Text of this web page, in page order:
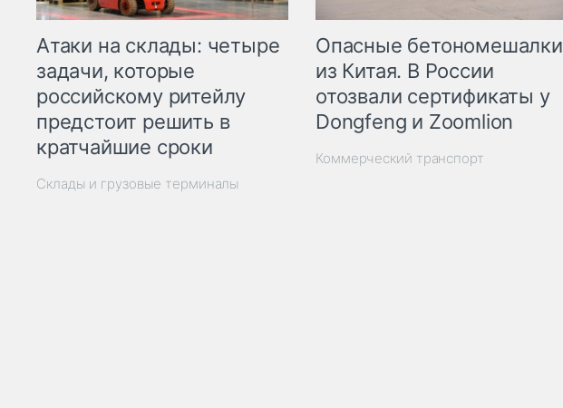
Атаки на склады: четыре
задачи, которые
российскому ритейлу
предстоит решить в
кратчайшие сроки
Склады и грузовые терминалы
Опасные бетономешалки
из Китая. В России
отозвали сертификаты у
Dongfeng и Zoomlion
Коммерческий транспорт